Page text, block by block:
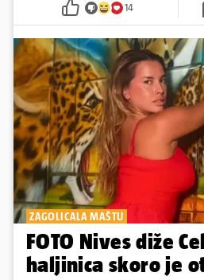
14
ZAGOLICALA MAŠTU
FOTO Nives diže
haljinica skoro je